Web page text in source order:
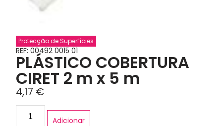
Protecção de Superfícies
REF: 00492 0015 01
PLÁSTICO COBERTURA
CIRET 2 m x 5 m
4,17 €
Adicionar